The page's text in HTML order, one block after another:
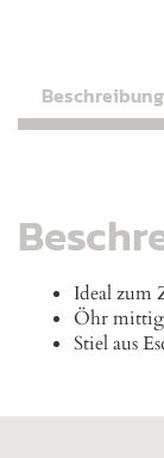
Beschreibung
Ideal zum
Öhr
Stiel aus